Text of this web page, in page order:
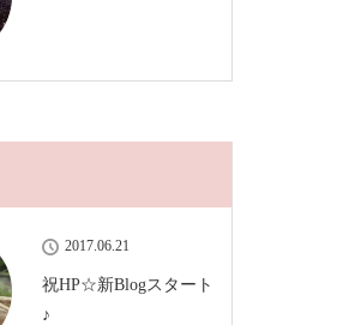
2017.06.21
祝HP☆新Blogスタート
♪